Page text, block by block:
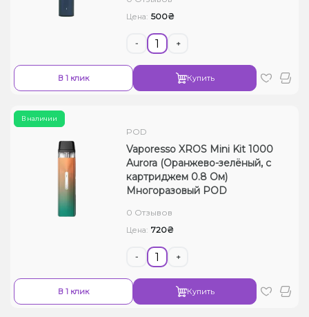
Цена: 500₴
- +
В 1 клик Купить
В наличии
POD
Vaporesso XROS Mini Kit 1000
Aurora (Оранжево-зелёный, с
картриджем 0.8 Ом)
Многоразовый POD
0 Отзывов
Цена: 720₴
- +
В 1 клик Купить